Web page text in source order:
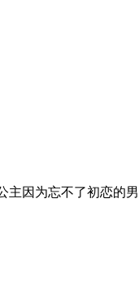
主因为忘不了初恋的